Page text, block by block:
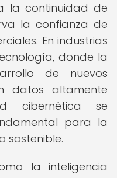
la continuidad de
la confianza de
En industrias
donde la
de nuevos
datos altamente
cibernética se
para la
sostenible.
la inteligencia